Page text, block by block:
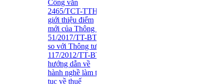
mới của Thông tư
51/2017/TT-BTC
so với Thông tư
117/2012/TT-BTC
hướng dẫn về
hành nghề làm thủ
tục về thuế
Tuyển Dụng Trợ Lý Kiểm
Toán Năm 2016